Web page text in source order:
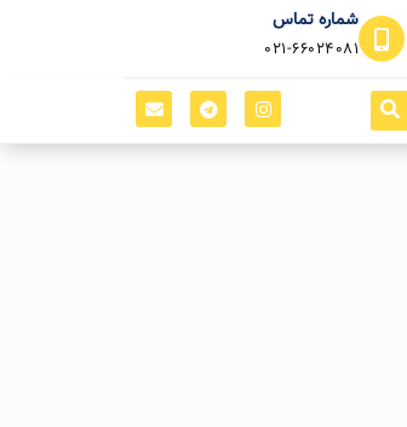
شماره تماس
021-66024081